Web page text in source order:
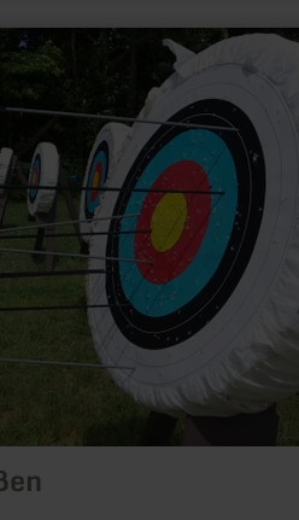
in de gemeente Schleiden
3 dagen (= 2 overnachtingen) -
visvergunning - Vangst van max.
30 cm - Dagkaarten van 25 EUR plus